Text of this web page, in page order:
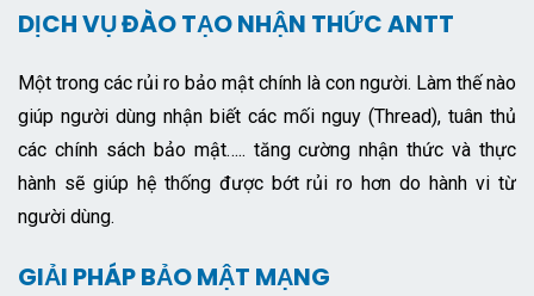
DỊCH VỤ ĐÀO TẠO NHẬN THỨC ANTT
Một trong các rủi ro bảo mật chính là con người. Làm thế nào
giúp người dùng nhận biết các mối nguy (Thread), tuân thủ
các chính sách bảo mật….. tăng cường nhận thức và thực
hành sẽ giúp hệ thống được bớt rủi ro hơn do hành vi từ
người dùng.
GIẢI PHÁP BẢO MẬT MẠNG